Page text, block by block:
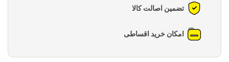
تضمین اصالت کالا
امکان خرید اقساطی